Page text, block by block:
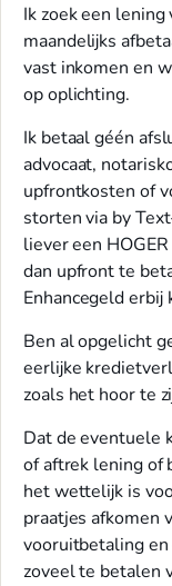
Ik zoek een
maandelijks
vast inkomen en
op oplichting.
Ik betaal géén
advocaat,
upfrontkosten of
storten via by
liever een
dan upfront te
Enhancegeld erbij
Ben al opgelicht
eerlijke
zoals het hoor te
Dat de eventuele
of aftrek lening of
het wettelijk is
praatjes afkomen
vooruitbetaling en
zoveel te betalen